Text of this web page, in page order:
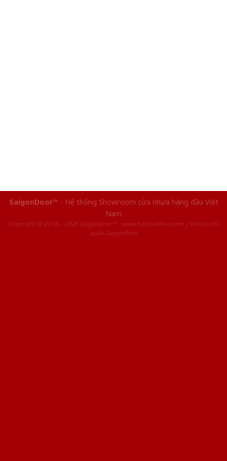
SaigonDoor™ - Hệ thống Showroom cửa nhựa hàng đầu Việt
Nam
Copyright ⓒ 2016 – 2026 SaigonDoor™ - www.bancuanhua.com | Đơn vị chủ
quản SaigonDoor